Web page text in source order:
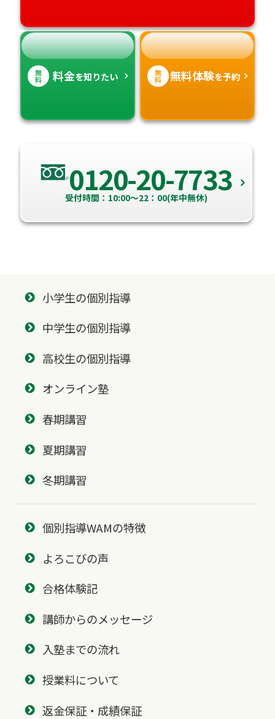
無
料 料金を知りたい 無
料 無料体験を予約
0120-20-7733
受付時間：10:00～22：00(年中無休)
小学生の個別指導
中学生の個別指導
高校生の個別指導
オンライン塾
春期講習
夏期講習
冬期講習
個別指導WAMの特徴
よろこびの声
合格体験記
講師からのメッセージ
入塾までの流れ
授業料について
返金保証・成績保証